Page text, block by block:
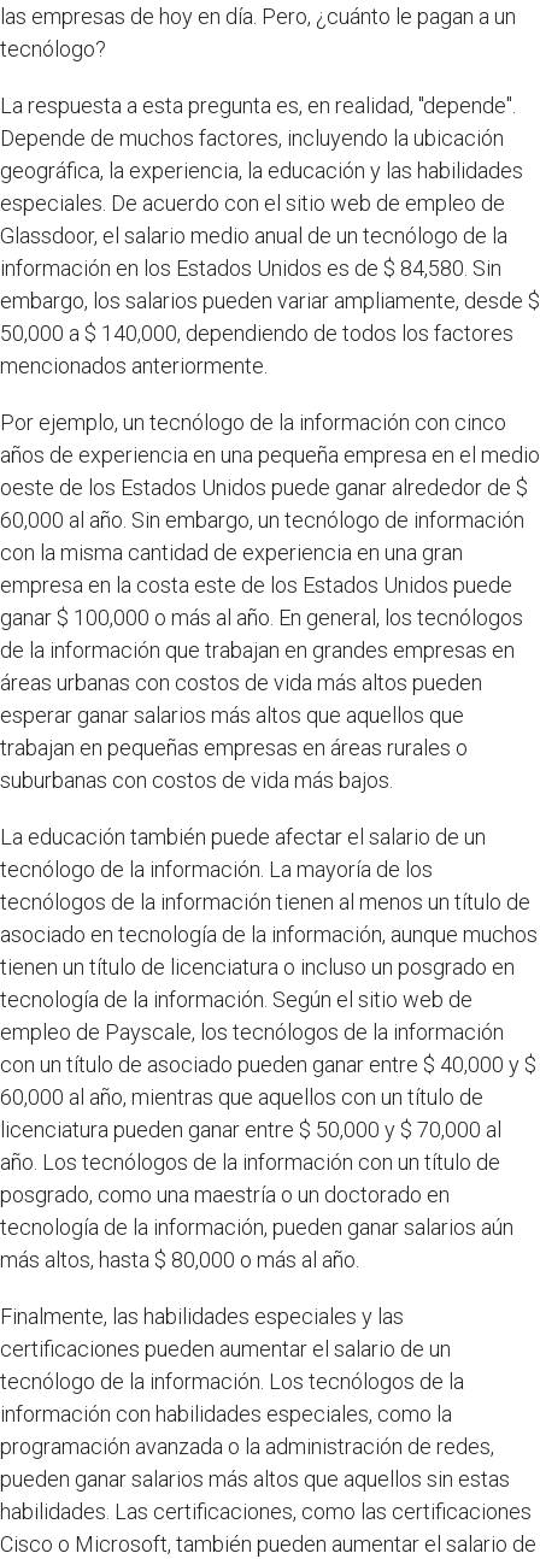
las empresas de hoy en día. Pero, ¿cuánto le pagan a un
tecnólogo?
La respuesta a esta pregunta es, en realidad, "depende".
Depende de muchos factores, incluyendo la ubicación
geográfica, la experiencia, la educación y las habilidades
especiales. De acuerdo con el sitio web de empleo de
Glassdoor, el salario medio anual de un tecnólogo de la
información en los Estados Unidos es de $ 84,580. Sin
embargo, los salarios pueden variar ampliamente, desde $
50,000 a $ 140,000, dependiendo de todos los factores
mencionados anteriormente.
Por ejemplo, un tecnólogo de la información con cinco
años de experiencia en una pequeña empresa en el medio
oeste de los Estados Unidos puede ganar alrededor de $
60,000 al año. Sin embargo, un tecnólogo de información
con la misma cantidad de experiencia en una gran
empresa en la costa este de los Estados Unidos puede
ganar $ 100,000 o más al año. En general, los tecnólogos
de la información que trabajan en grandes empresas en
áreas urbanas con costos de vida más altos pueden
esperar ganar salarios más altos que aquellos que
trabajan en pequeñas empresas en áreas rurales o
suburbanas con costos de vida más bajos.
La educación también puede afectar el salario de un
tecnólogo de la información. La mayoría de los
tecnólogos de la información tienen al menos un título de
asociado en tecnología de la información, aunque muchos
tienen un título de licenciatura o incluso un posgrado en
tecnología de la información. Según el sitio web de
empleo de Payscale, los tecnólogos de la información
con un título de asociado pueden ganar entre $ 40,000 y $
60,000 al año, mientras que aquellos con un título de
licenciatura pueden ganar entre $ 50,000 y $ 70,000 al
año. Los tecnólogos de la información con un título de
posgrado, como una maestría o un doctorado en
tecnología de la información, pueden ganar salarios aún
más altos, hasta $ 80,000 o más al año.
Finalmente, las habilidades especiales y las
certificaciones pueden aumentar el salario de un
tecnólogo de la información. Los tecnólogos de la
información con habilidades especiales, como la
programación avanzada o la administración de redes,
pueden ganar salarios más altos que aquellos sin estas
habilidades. Las certificaciones, como las certificaciones
Cisco o Microsoft, también pueden aumentar el salario de